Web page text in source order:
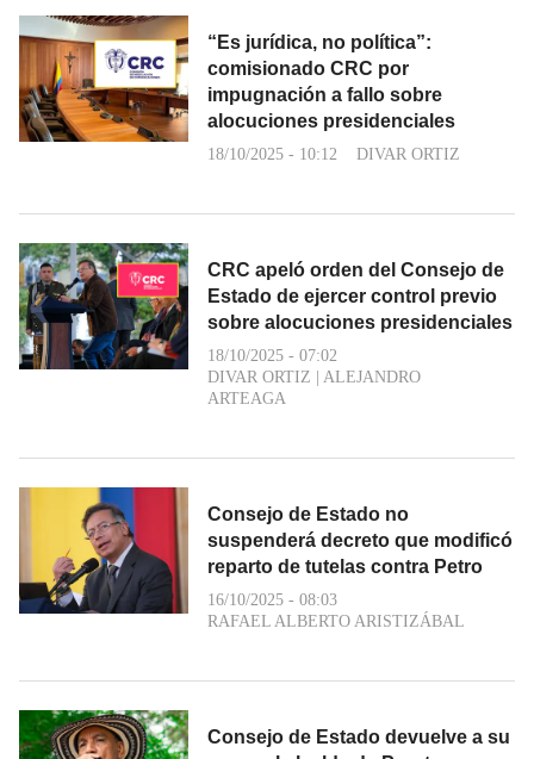
“Es jurídica, no política”:
comisionado CRC por
impugnación a fallo sobre
alocuciones presidenciales
18/10/2025 - 10:12 DIVAR ORTIZ
CRC apeló orden del Consejo de
Estado de ejercer control previo
sobre alocuciones presidenciales
18/10/2025 - 07:02
DIVAR ORTIZ | ALEJANDRO
ARTEAGA
Consejo de Estado no
suspenderá decreto que modificó
reparto de tutelas contra Petro
16/10/2025 - 08:03
RAFAEL ALBERTO ARISTIZÁBAL
Consejo de Estado devuelve a su